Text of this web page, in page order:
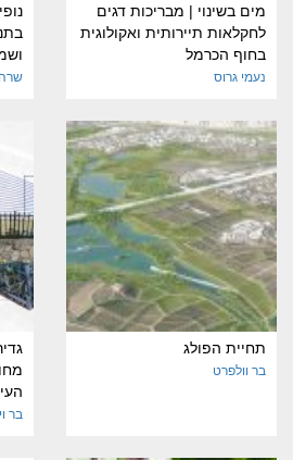
מים בשינוי | מבריכות דגים
לחקלאות תיירותית ואקולוגית
בחוף הכרמל
נעמי גרוס
תחיית הפולג
בר וולפרט
בר